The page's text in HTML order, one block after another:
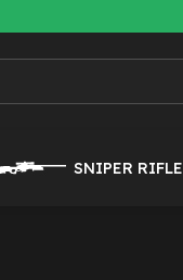
SNIPER RIFLE